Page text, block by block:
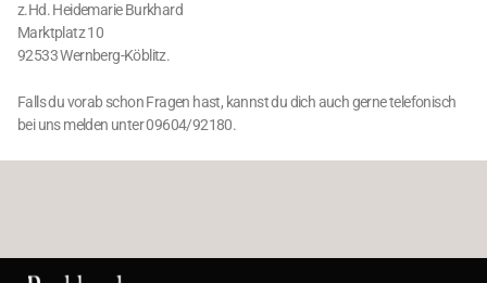
z.Hd. Heidemarie Burkhard
Marktplatz 10
92533 Wernberg-Köblitz.
Falls du vorab schon Fragen hast, kannst du dich auch gerne telefonisch
bei uns melden unter 09604/92180.